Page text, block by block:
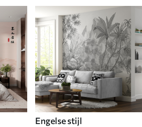
Engelse stijl